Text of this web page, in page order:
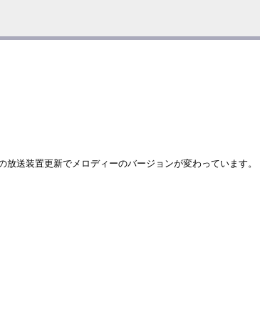
送装置更新でメロディーのバージョンが変わっています。